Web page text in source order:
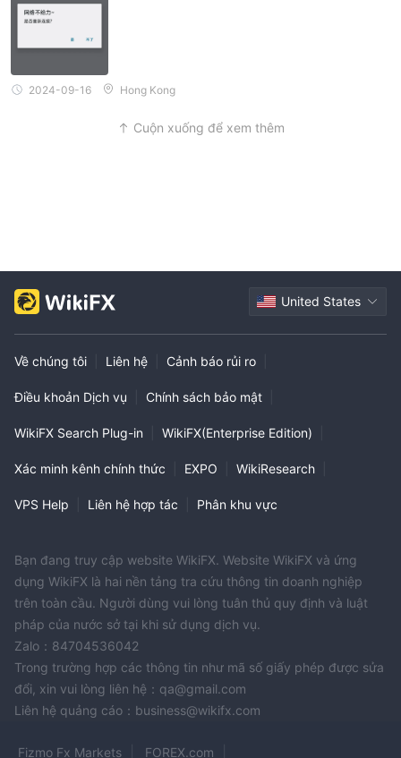
2024-09-16 Hong Kong
Cuộn xuống để xem thêm
United States
Về chúng tôi Liên hệ Cảnh báo rủi ro
Điều khoản Dịch vụ Chính sách bảo mật
WikiFX Search Plug-in WikiFX(Enterprise Edition)
Xác minh kênh chính thức EXPO WikiResearch
VPS Help Liên hệ hợp tác Phân khu vực
Bạn đang truy cập website WikiFX. Website WikiFX và ứng
dụng WikiFX là hai nền tảng tra cứu thông tin doanh nghiệp
trên toàn cầu. Người dùng vui lòng tuân thủ quy định và luật
pháp của nước sở tại khi sử dụng dịch vụ.
Zalo：84704536042
Trong trường hợp các thông tin như mã số giấy phép được sửa
đổi, xin vui lòng liên hệ：qa@gmail.com
Liên hệ quảng cáo：business@wikifx.com
Fizmo Fx Markets FOREX.com